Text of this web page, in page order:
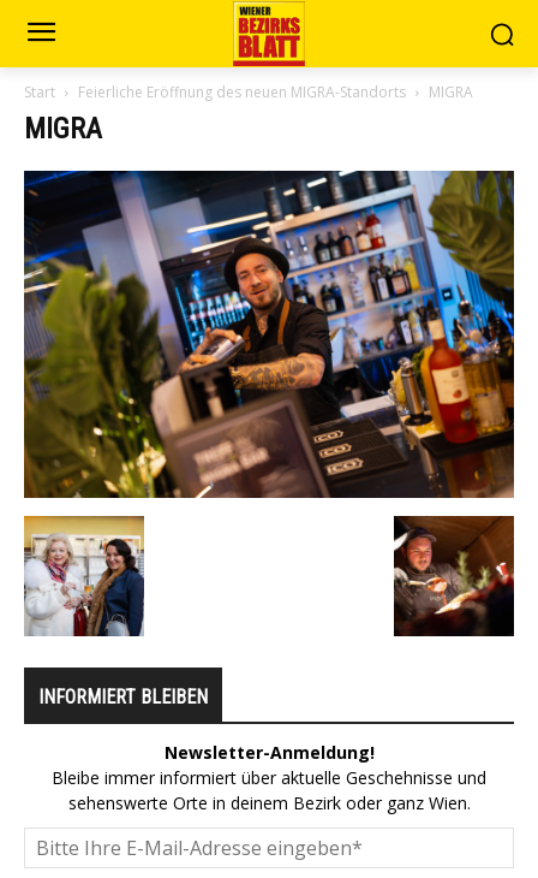
Start Feierliche Eröffnung des neuen MIGRA-Standorts MIGRA
MIGRA
INFORMIERT BLEIBEN
Newsletter-Anmeldung!
Bleibe immer informiert über aktuelle Geschehnisse und
sehenswerte Orte in deinem Bezirk oder ganz Wien.